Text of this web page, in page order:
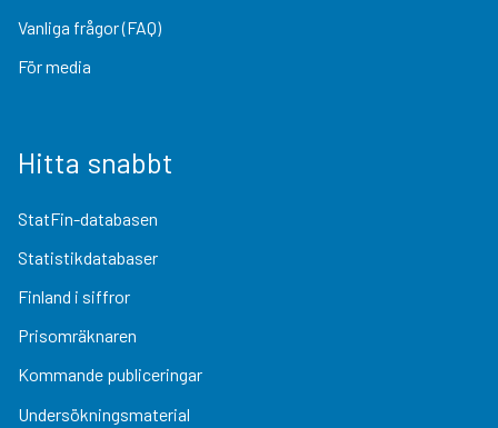
Vanliga frågor (FAQ)
För media
Hitta snabbt
StatFin-databasen
Statistikdatabaser
Finland i siffror
Prisomräknaren
Kommande publiceringar
Undersökningsmaterial